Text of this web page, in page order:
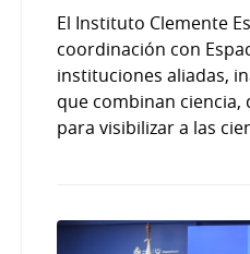
El Instituto Clemente
coordinación con
instituciones aliadas,
que combinan ciencia,
para visibilizar a las